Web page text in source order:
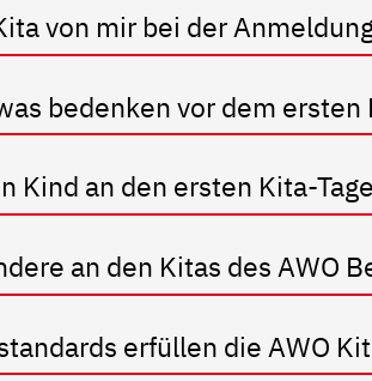
von mir bei der
bedenken vor dem ersten
Kind an den ersten Kita-
an den Kitas des AWO
erfüllen die AWO